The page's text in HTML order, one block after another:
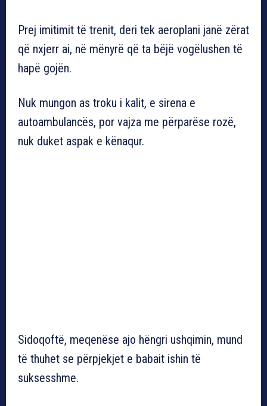
Prej imitimit të trenit, deri tek aeroplani janë zërat
që nxjerr ai, në mënyrë që ta bëjë vogëlushen të
hapë gojën.
Nuk mungon as troku i kalit, e sirena e
autoambulancës, por vajza me përparëse rozë,
nuk duket aspak e kënaqur.
Sidoqoftë, meqenëse ajo hëngri ushqimin, mund
të thuhet se përpjekjet e babait ishin të
suksesshme.